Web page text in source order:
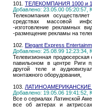
101. ТЕЛЕКОМПАНИЯ 1000 и 1
Добавлено: 23.05.00 05:20:57,
Телекомпания
средствах массовой
-изготовление рекламных
-размещение рекламы на
102. Elegant Express
Добавлено: 25.08.99 12:23:34,
Телевизионная
павильоном в центре Риги
другой теле и
монтажного оборудования,
103. ЛАТИНОАМЕРИКАНСКИЕ
Добавлено: 19.05.06 19:41:52,
Все о сериалах Латинской
все об актерах и